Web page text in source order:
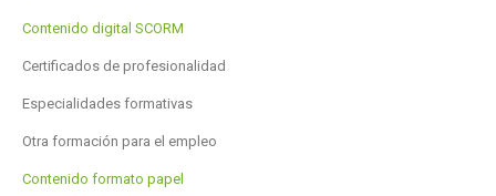
Contenido digital SCORM
Certificados de profesionalidad
Especialidades formativas
Otra formación para el empleo
Contenido formato papel